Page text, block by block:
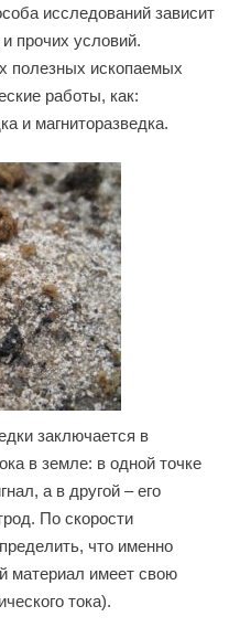
исследований зависит
прочих условий.
полезных ископаемых
работы, как:
и магниторазведка.
заключается в
в земле: в одной точке
а в другой – его
По скорости
что именно
материал имеет свою
тока).